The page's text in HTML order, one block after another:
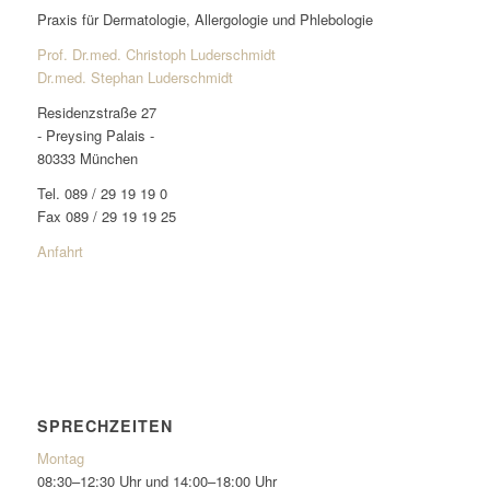
Praxis für Dermatologie, Allergologie und Phlebologie
Prof. Dr.med. Christoph Luderschmidt
Dr.med. Stephan Luderschmidt
Residenzstraße 27
- Preysing Palais -
80333 München
Tel. 089 / 29 19 19 0
Fax 089 / 29 19 19 25
Anfahrt
SPRECHZEITEN
Montag
08:30–12:30 Uhr und 14:00–18:00 Uhr